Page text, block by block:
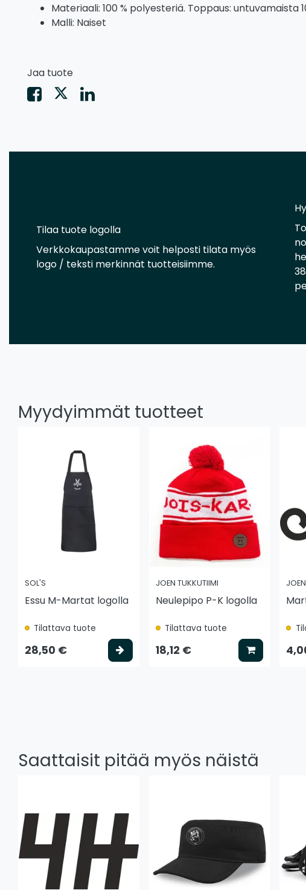
Materiaali: 100 % polyesteriä. Toppaus: untuvamaista
Malli: Naiset
Jaa tuote
Tilaa tuote logolla
Verkkokaupastamme voit helposti tilata myös
logo / teksti merkinnät tuotteisiimme.
Myydyimmät tuotteet
SOL'S
Essu M-Martat logolla
Tilattava tuote
28,50 € Valitse vaihtoehto
JOEN TUKKUTIIMI
Neulepipo P-K logolla
Tilattava tuote
18,12 € Lisää
Saattaisit pitää myös näistä